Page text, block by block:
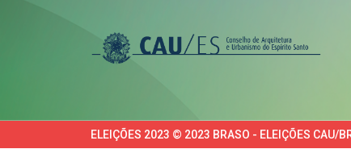
ELEIÇÕES 2023 © 2023 BRASO - ELEIÇÕES CAU/